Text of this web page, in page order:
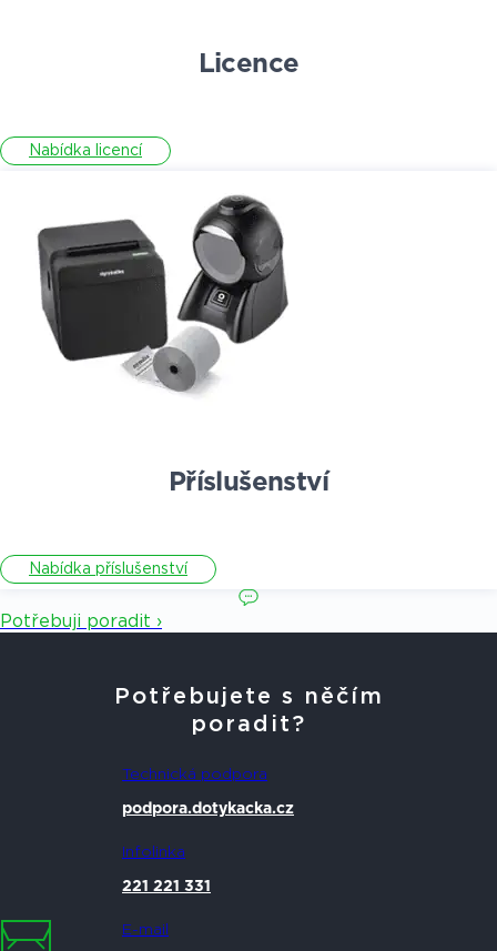
Licence
Nabídka licencí
Příslušenství
Nabídka příslušenství
Potřebuji poradit ›
Potřebujete s něčím
poradit?
Technická podpora
podpora.dotykacka.cz
Infolinka
221 221 331
E-mail